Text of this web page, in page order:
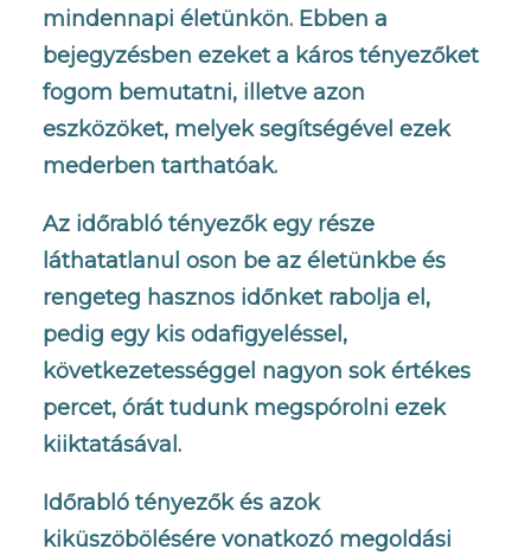
mindennapi életünkön. Ebben a
bejegyzésben ezeket a káros tényezőket
fogom bemutatni, illetve azon
eszközöket, melyek segítségével ezek
mederben tarthatóak.
Az időrabló tényezők egy része
láthatatlanul oson be az életünkbe és
rengeteg hasznos időnket rabolja el,
pedig egy kis odafigyeléssel,
következetességgel nagyon sok értékes
percet, órát tudunk megspórolni ezek
kiiktatásával.
Időrabló tényezők és azok
kiküszöbölésére vonatkozó megoldási